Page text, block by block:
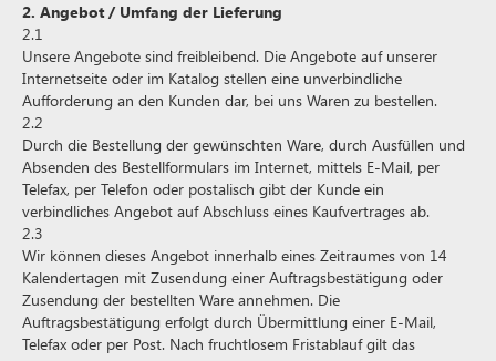
2. Angebot / Umfang der Lieferung
2.1
Unsere Angebote sind freibleibend. Die Angebote auf unserer
Internetseite oder im Katalog stellen eine unverbindliche
Aufforderung an den Kunden dar, bei uns Waren zu bestellen.
2.2
Durch die Bestellung der gewünschten Ware, durch Ausfüllen und
Absenden des Bestellformulars im Internet, mittels E-Mail, per
Telefax, per Telefon oder postalisch gibt der Kunde ein
verbindliches Angebot auf Abschluss eines Kaufvertrages ab.
2.3
Wir können dieses Angebot innerhalb eines Zeitraumes von 14
Kalendertagen mit Zusendung einer Auftragsbestätigung oder
Zusendung der bestellten Ware annehmen. Die
Auftragsbestätigung erfolgt durch Übermittlung einer E-Mail,
Telefax oder per Post. Nach fruchtlosem Fristablauf gilt das